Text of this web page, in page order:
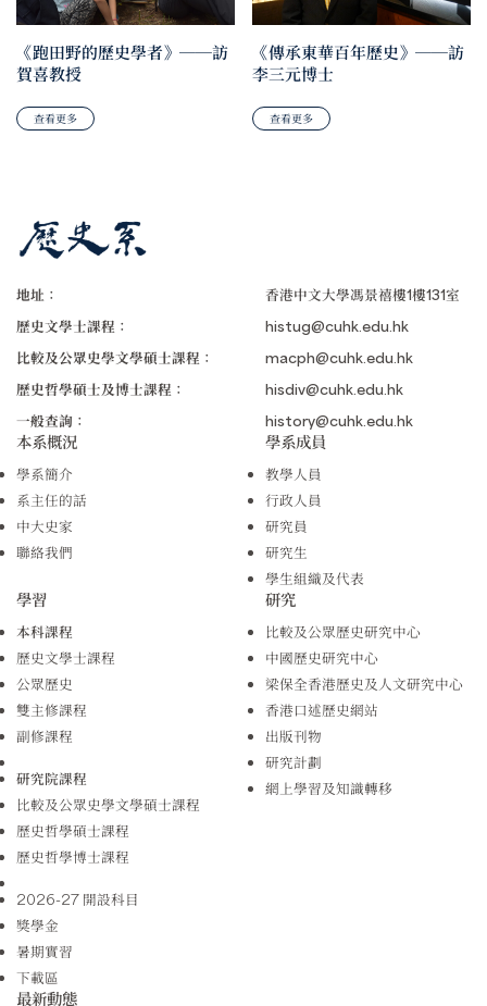
《跑田野的歷史學者》──訪
賀喜教授
查看更多
《傳承東華百年歷史》──訪
李三元博士
查看更多
地址：
香港中文大學馮景禧樓1樓131室
歷史文學士課程：
histug@cuhk.edu.hk
比較及公眾史學文學碩士課程：
macph@cuhk.edu.hk
歷史哲學碩士及博士課程：
hisdiv@cuhk.edu.hk
一般查詢：
history@cuhk.edu.hk
本系概況
學系簡介
系主任的話
中大史家
聯絡我們
學系成員
教學人員
行政人員
研究員
研究生
學生組織及代表
學習
本科課程
歷史文學士課程
公眾歷史
雙主修課程
副修課程
研究院課程
比較及公眾史學文學碩士課程
歷史哲學碩士課程
歷史哲學博士課程
2026-27 開設科目
獎學金
暑期實習
下載區
研究
比較及公眾歷史研究中心
中國歷史研究中心
梁保全香港歷史及人文研究中心
香港口述歷史網站
出版刊物
研究計劃
網上學習及知識轉移
最新動態